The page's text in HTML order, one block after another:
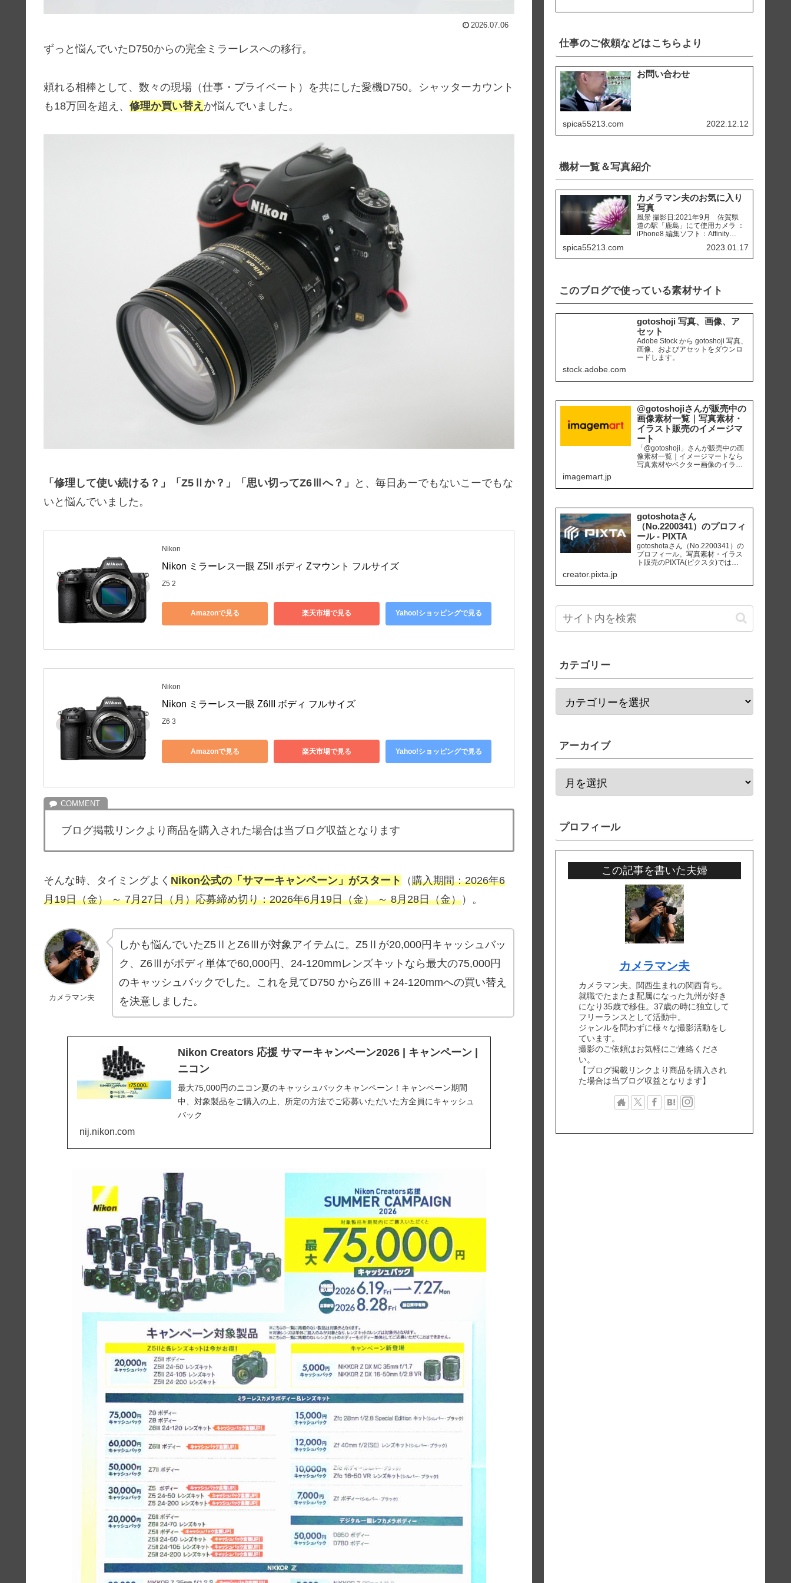
2026.07.06
ずっと悩んでいたD750からの完全ミラーレスへの移行。
頼れる相棒として、数々の現場（仕事・プライベート）を共にした愛機D750。シャッターカウント
も18万回を超え、 修理か買い替え か悩んでいました。
「修理して使い続ける？」「Z5Ⅱか？」「思い切ってZ6Ⅲへ？」
と、毎日あーでもないこーでもな
いと悩んでいました。
Nikon
Nikon ミラーレス一眼 Z5II ボディ Zマウント フルサイズ
Z5 2
Amazonで見る 楽天市場で見る Yahoo!ショッピングで見る
Nikon
Nikon ミラーレス一眼 Z6III ボディ フルサイズ
Z6 3
Amazonで見る 楽天市場で見る Yahoo!ショッピングで見る
ブログ掲載リンクより商品を購入された場合は当ブログ収益となります
そんな時、タイミングよく Nikon公式の「サマーキャンペーン」がスタート （購入期間：2026年6
月19日（金） ～ 7月27日（月）応募締め切り：2026年6月19日（金） ～ 8月28日（金））。
カメラマン夫
しかも悩んでいたZ5ⅡとZ6Ⅲが対象アイテムに。Z5Ⅱが20,000円キャッシュバッ
ク、Z6Ⅲがボディ単体で60,000円、24-120mmレンズキットなら最大の75,000円
のキャッシュバックでした。これを見てD750 からZ6Ⅲ＋24-120mmへの買い替え
を決意しました。
Nikon Creators 応援 サマーキャンペーン2026 | キャンペーン |
ニコン
最大75,000円のニコン夏のキャッシュバックキャンペーン！キャンペーン期間
中、対象製品をご購入の上、所定の方法でご応募いただいた方全員にキャッシュ
バック
nij.nikon.com
仕事のご依頼などはこちらより
お問い合わせ
spica55213.com 2022.12.12
機材一覧＆写真紹介
カメラマン夫のお気に入り
写真
風景 撮影日:2021年9月 佐賀県
道の駅「鹿島」にて使用カメラ ：
iPhone8 編集ソフト：Affinity
天草市 「ホテルアレグリアガー
デンズ天草」にて使用カメラ ：
spica55213.com 2023.01.17
このブログで使っている素材サイト
gotoshoji 写真、画像、ア
セット
Adobe Stock から gotoshoji 写真、
画像、およびアセットをダウンロ
ードします。
stock.adobe.com
@gotoshojiさんが販売中の
画像素材一覧｜写真素材・
イラスト販売のイメージマ
ート
「@gotoshoji」さんが販売中の画
像素材一覧｜イメージマートなら
写真素材やベクター画像のイラス
購入可能です。個人、商用を問わ
イヤリティフリー画像を、広報、
販促、社内資料作り、サイト運営
等にご活用ください。
imagemart.jp
gotoshotaさん
（No.2200341）のプロフィ
ール - PIXTA
gotoshotaさん（No.2200341）の
プロフィール。写真素材・イラス
ト販売のPIXTA(ピクスタ)では
550円から購入可能です。毎週更新
creator.pixta.jp
カテゴリー
アーカイブ
プロフィール
この記事を書いた夫婦
カメラマン夫
カメラマン夫。関西生まれの関西育ち。
就職でたまたま配属になった九州が好き
になり35歳で移住。37歳の時に独立して
フリーランスとして活動中。
ジャンルを問わずに様々な撮影活動をし
ています。
撮影のご依頼はお気軽にご連絡くださ
い。
【ブログ掲載リンクより商品を購入され
た場合は当ブログ収益となります】